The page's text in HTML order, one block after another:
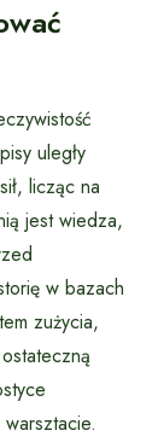
uległy
licząc na
jest wiedza,
w bazach
zużycia,